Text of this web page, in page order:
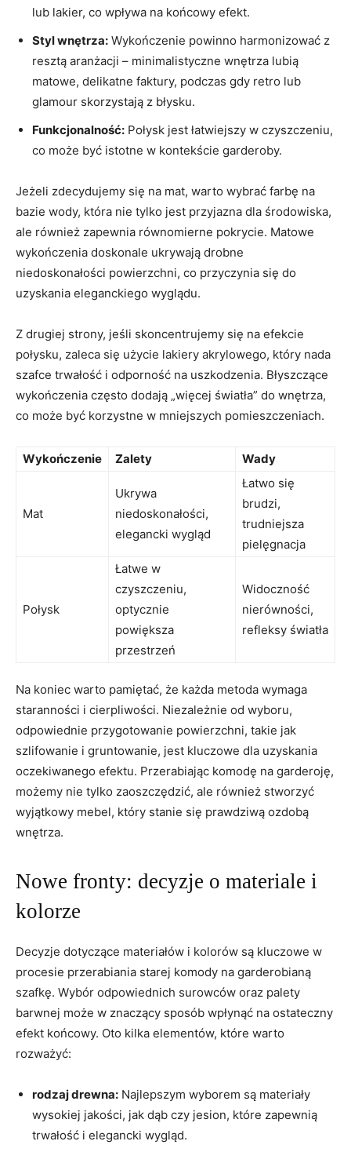
lub lakier, co wpływa na końcowy efekt.
Styl wnętrza: Wykończenie powinno harmonizować z
resztą aranżacji – minimalistyczne wnętrza lubią
matowe, delikatne faktury, podczas gdy retro lub
glamour skorzystają z błysku.
Funkcjonalność: Połysk jest łatwiejszy w czyszczeniu,
co może być istotne w kontekście garderoby.
Jeżeli zdecydujemy się na mat, warto wybrać farbę na
bazie wody, która nie tylko jest przyjazna dla środowiska,
ale również zapewnia równomierne pokrycie. Matowe
wykończenia doskonale ukrywają drobne
niedoskonałości powierzchni, co przyczynia się do
uzyskania eleganckiego wyglądu.
Z drugiej strony, jeśli skoncentrujemy się na efekcie
połysku, zaleca się użycie lakiery akrylowego, który nada
szafce trwałość i odporność na uszkodzenia. Błyszczące
wykończenia często dodają „więcej światła” do wnętrza,
co może być korzystne w mniejszych pomieszczeniach.
Wykończenie Zalety Wady
Mat
Ukrywa
niedoskonałości,
elegancki wygląd
Łatwo się
brudzi,
trudniejsza
pielęgnacja
Połysk
Łatwe w
czyszczeniu,
optycznie
powiększa
przestrzeń
Widoczność
nierówności,
refleksy światła
Na koniec warto pamiętać, że każda metoda wymaga
staranności i cierpliwości. Niezależnie od wyboru,
odpowiednie przygotowanie powierzchni, takie jak
szlifowanie i gruntowanie, jest kluczowe dla uzyskania
oczekiwanego efektu. Przerabiając komodę na garderoję,
możemy nie tylko zaoszczędzić, ale również stworzyć
wyjątkowy mebel, który stanie się prawdziwą ozdobą
wnętrza.
Nowe fronty: decyzje o materiale i
kolorze
Decyzje dotyczące materiałów i kolorów są kluczowe w
procesie przerabiania starej komody na garderobianą
szafkę. Wybór odpowiednich surowców oraz palety
barwnej może w znaczący sposób wpłynąć na ostateczny
efekt końcowy. Oto kilka elementów, które warto
rozważyć:
rodzaj drewna: Najlepszym wyborem są materiały
wysokiej jakości, jak dąb czy jesion, które zapewnią
trwałość i elegancki wygląd.